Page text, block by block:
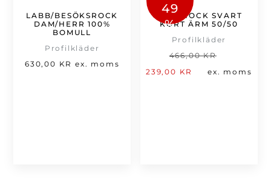
LABB/BESÖKSROCK
DAM/HERR 100%
BOMULL
Profilkläder
630,00 KR ex. moms
49
%
KOCKROCK SVART
KORT ÄRM 50/50
Profilkläder
466,00KR
239,00 KR
Det
ex. moms